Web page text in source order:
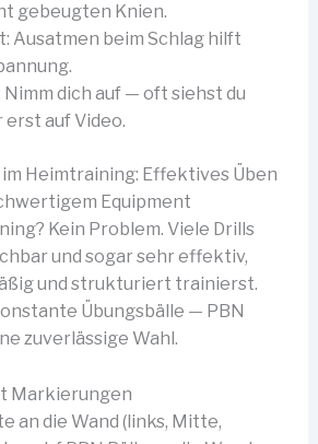
gebeugten Knien.
Ausatmen beim Schlag hilft
Nimm dich auf — oft siehst du
auf Video.
Heimtraining: Effektives Üben
Equipment
Kein Problem. Viele Drills
und sogar sehr effektiv,
und strukturiert trainierst.
Übungsbälle — PBN
zuverlässige Wahl.
Markierungen
an die Wand (links, Mitte,